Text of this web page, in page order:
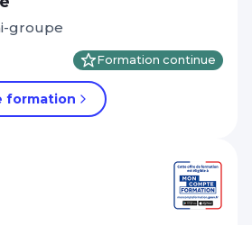
groupe
Formation continue
formation